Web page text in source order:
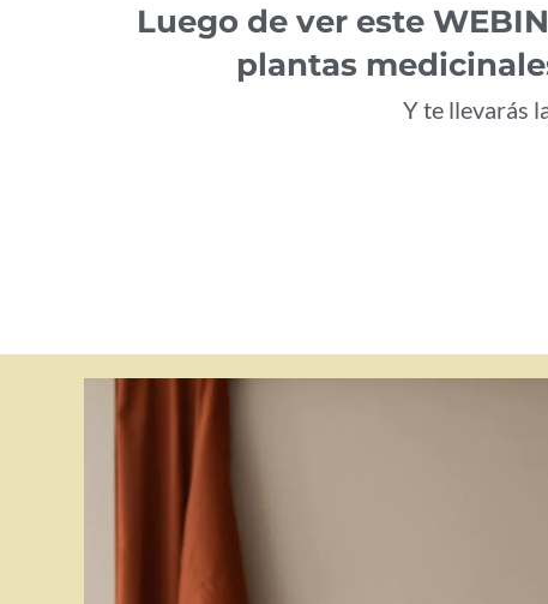
Luego de ver este
plantas
Y te llevarás